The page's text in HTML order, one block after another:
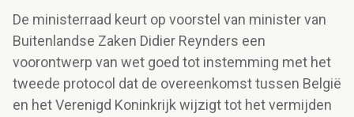
De ministerraad keurt op voorstel van minister van
Buitenlandse Zaken Didier Reynders een
voorontwerp van wet goed tot instemming met het
tweede protocol dat de overeenkomst tussen België
en het Verenigd Koninkrijk wijzigt tot het vermijden